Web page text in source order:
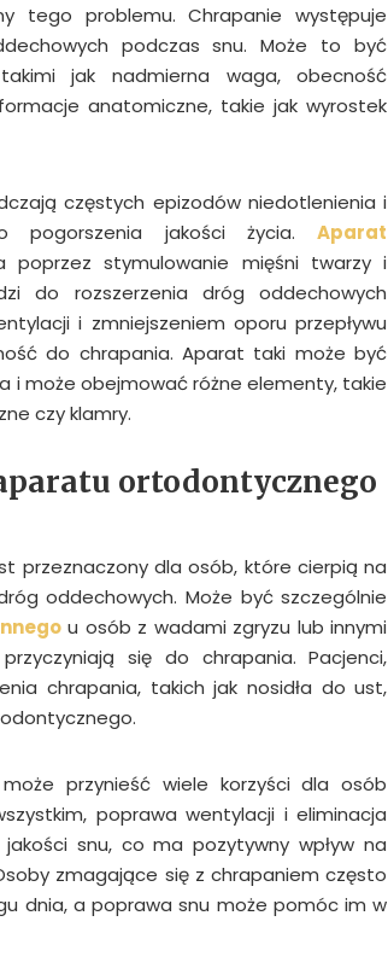
tego problemu. Chrapanie występuje
podczas snu. Może to być
jak nadmierna waga, obecność
anatomiczne, takie jak wyrostek
częstych epizodów niedotlenienia i
pogorszenia jakości życia.Aparat
poprzez stymulowanie mięśni twarzy i
do rozszerzenia dróg oddechowych
i zmniejszeniem oporu przepływu
do chrapania. Aparat taki może być
i może obejmować różne elementy, takie
czy klamry.
ortodontycznego
przeznaczony dla osób, które cierpią na
oddechowych. Może być szczególnie
u osób z wadami zgryzu lub innymi
się do chrapania. Pacjenci,
chrapania, takich jak nosidła do ust,
przynieść wiele korzyści dla osób
poprawa wentylacji i eliminacja
snu, co ma pozytywny wpływ na
zmagające się z chrapaniem często
dnia, a poprawa snu może pomóc im w